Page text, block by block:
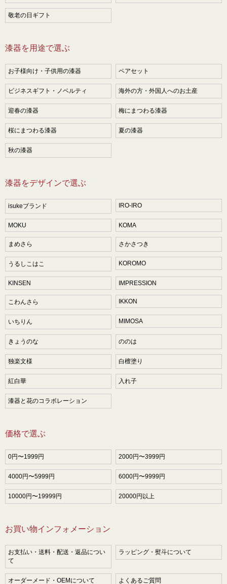
敬老の日ギフト
漆器を用途で選ぶ
お子様向け・子供用の漆器 ペアセット
ビジネスギフト・ノベルティ 海外の方・外国人へのお土産
迎春の漆器 梅にまつわる漆器
桜にまつわる漆器 夏の漆器
秋の漆器
漆器をデザインで選ぶ
isukeブランド IRO-IRO
MOKU KOMA
まめさら さかさつき
うるしこはこ KOROMO
KINSEN IMPRESSION
こわんさら IKKON
いちりん MIMOSA
きょうのな ののは
独楽文様 白檀塗り
紅白華 入れ子
漆器と花のコラボレーション
価格で選ぶ
0円〜1999円 2000円〜3999円
4000円〜5999円 6000円〜9999円
10000円〜19999円 20000円以上
お買い物インフォメーション
お支払い・送料・配送・返品につい
て
ラッピング・熨斗について
オーダーメード・OEMについて よくあるご質問